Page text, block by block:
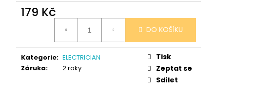
179 Kč
DO KOŠÍKU
Kategorie: ELECTRICIAN
Záruka: 2 roky
Tisk
Zeptat se
Sdílet
SVÍČKA V PORCELÁNU RŮŽE